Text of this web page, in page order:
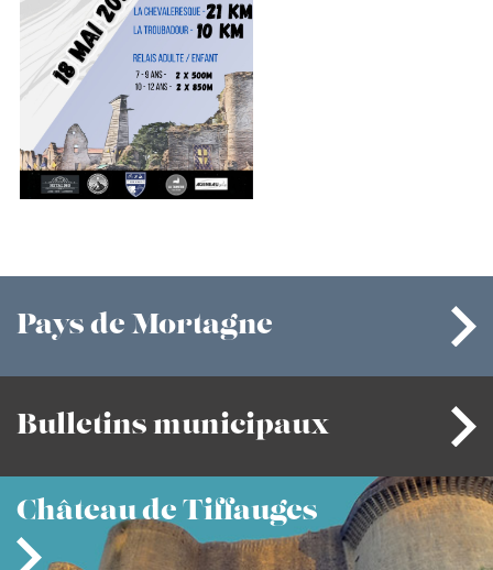
Pays de Mortagne
Bulletins municipaux
Châteaude Tiffauges